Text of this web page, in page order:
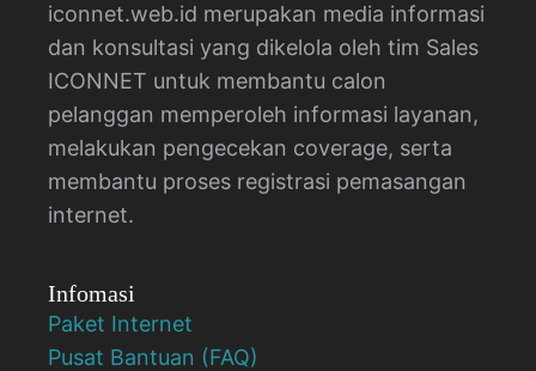
iconnet.web.id merupakan media informasi
dan konsultasi yang dikelola oleh tim Sales
ICONNET untuk membantu calon
pelanggan memperoleh informasi layanan,
melakukan pengecekan coverage, serta
membantu proses registrasi pemasangan
internet.
Infomasi
Paket Internet
Pusat Bantuan (FAQ)